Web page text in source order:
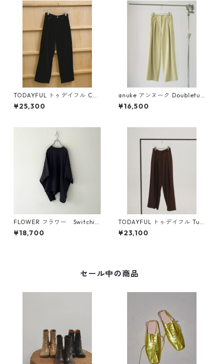
TODAYFUL トゥデイフル Chu
nky Corduroy Pants (BLK) 12
610703
¥25,300
anuke アンヌーク Doubletuc
k Wide Pants (CRM) 626107
03
¥16,500
FLOWER フラワー Switchin
g wide sweat shirt（CHARC
OAL）26SS F006
¥18,700
TODAYFUL トゥデイフル Tuc
k Wide Trousers (CHO) 1261
0714
¥23,100
セール中の商品